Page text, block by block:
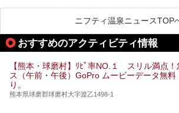
阿蘇山麓の南阿蘇村の「地獄温泉
荘」から400mほど離れた「垂玉（
館」の2軒は、この地震による土砂
期は孤立状態に。もしかしたらこ
温泉」と「垂玉温泉」の名前を知っ
ん。
この2軒は今どうなっているのでし
獄温泉 青風荘．」「垂玉温泉 瀧日
します。
ニフティ温泉ニュースTOP
おすすめのアクティビティ情報
【熊本・球磨村】ﾘﾋﾟ率NO.１ スリル満点
ス（午前・午後）GoPro ムービーデータ無
り。
熊本県球磨郡球磨村大字渡乙1498-1